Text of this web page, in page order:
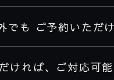
でも ご予約いただ
ければ、ご対応可能